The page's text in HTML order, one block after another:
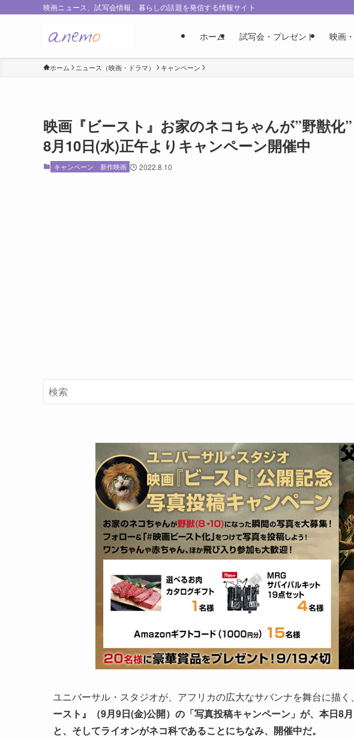
映画ニュース、試写会情報、暮らしの話題を発信する情報サイト
ホーム 試写会・プレゼント 映画
ホーム ニュース（映画・ドラマ） キャンペーン
映画『ビースト』お家のネコちゃんが”野獣化
8月10日(水)正午よりキャンペーン開催中
キャンペーン 新作映画 2022.8.10
ユニバーサル・スタジオが、アフリカの広大なサバンナを舞台に描
ースト』（9月9日(金)公開）の「写真投稿キャンペーン」が、本日8
と、そしてライオンがネコ科であることにちなみ、開催中だ。